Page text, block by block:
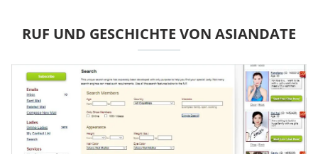
RUF UND GESCHICHTE VON ASIANDATE